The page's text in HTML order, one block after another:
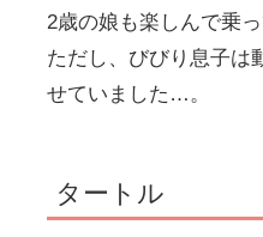
2歳の娘も楽しんで乗
ただし、びびり息子は
せていました…。
タートル